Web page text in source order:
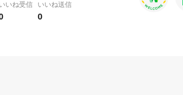
いね受信 いいね送信
0